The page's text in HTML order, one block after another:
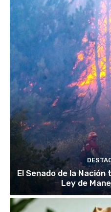
El Senado de la
Ley de